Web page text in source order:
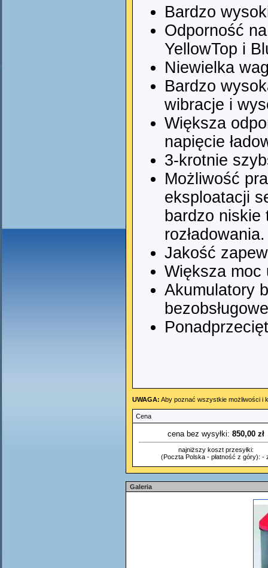
Bardzo
Odporność
YellowTop i
Niewielka
Bardzo
wibracje i
Większa
napięcie
3-krotnie
Możliwość
eksploatacji
bardzo niskie
rozładowania.
Jakość
Większa moc
Akumulatory
bezobsługowe
UWAGA: Aby poznać wszystkie możliwości i
Cena
cena bez wysyłki: 850,00 zł
najniższy koszt przesyłki:
(Poczta Polska - płatność z góry): -
Galeria